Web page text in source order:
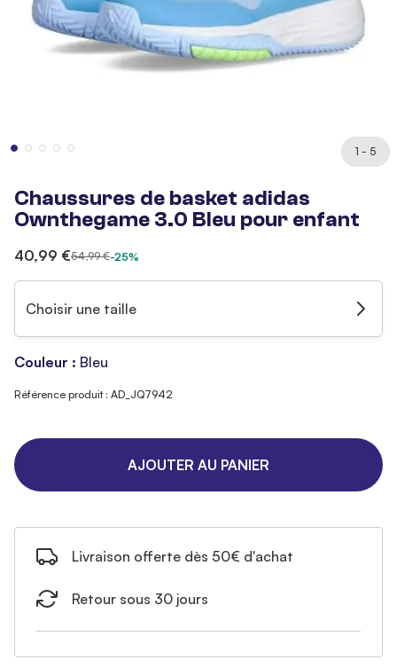
1 - 5
Chaussures de basket adidas
Ownthegame 3.0 Bleu pour enfant
40,99 €54,99 €-25%
Choisir une taille
Couleur : Bleu
Référence produit : AD_JQ7942
AJOUTER AU PANIER
Livraison offerte dès 50€ d'achat
Retour sous 30 jours